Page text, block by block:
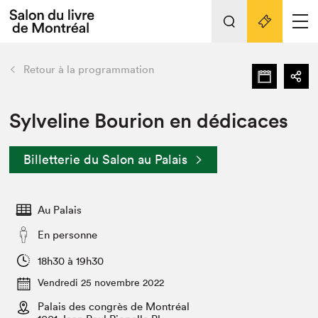
Espace médias
Espace exposant⋅e⋅s
Tout sur l'édition 2022
Actualités
Vidéos et Balados
Club de lecture Braindate
retour Nos activités
Édition 2022
Nous connaître
Projets partenaires 2022
Archives
Liens pratiques
Retour à la programmation
Sylveline Bourion en dédicaces
Billetterie du Salon au Palais
Au Palais
En personne
18h30 à 19h30
Vendredi 25 novembre 2022
Palais des congrès de Montréal